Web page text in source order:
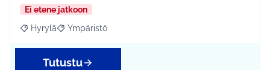
Ei etene jatkoon
Rajaa tulokset aihepiirin mukaan: Hyrylä
Hyrylä Rajaa tulokset teeman mukaan: Ympäristö
Ympäristö
Tutustu